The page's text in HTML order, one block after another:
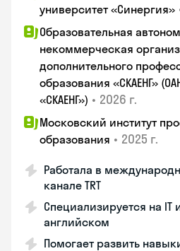
университет «Синергия»
Образовательная
некоммерческая
дополнительного
образования «СКАЕНГ»
«СКАЕНГ») • 2026 г.
Московский институт
образования • 2025 г.
Работала в
канале TRT
Специализируется на IT
английском
Помогает развить